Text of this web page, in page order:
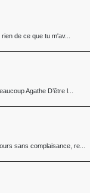
de ce que tu m'av...
Agathe D’être l...
sans complaisance, re...